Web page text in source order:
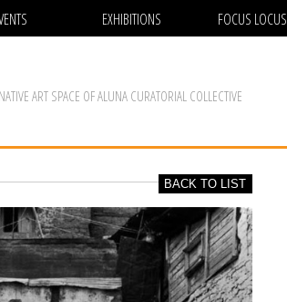
EXHIBITIONS FOCUS LOCUS
ART SPACE OF ALUNA CURATORIAL COLLECTIVE
BACK TO LIST